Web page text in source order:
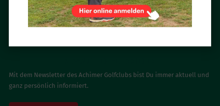
BESUCH UNS AUF FACEBOOK
Mit dem Newsletter des Achimer Golfclubs bist Du immer aktuell und
ganz persönlich informiert.